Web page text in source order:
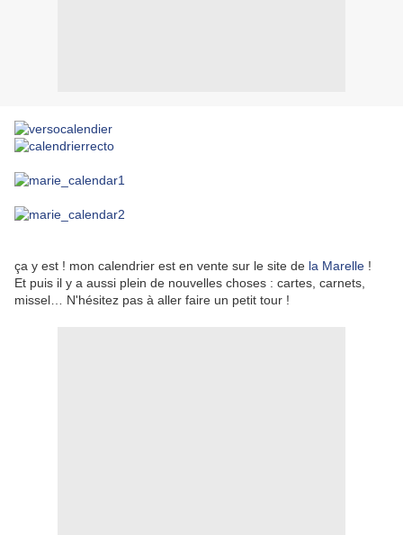
ça y est ! mon calendrier est en vente sur le site de la Marelle !
Et puis il y a aussi plein de nouvelles choses : cartes, carnets,
missel… N'hésitez pas à aller faire un petit tour !